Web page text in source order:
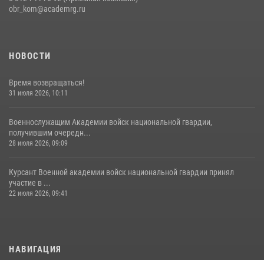
obr_kom@academrg.ru
НОВОСТИ
Время возвращаться!
31 июля 2026, 10:11
Военнослужащим Академии войск национальной гвардии,
получившим очередн...
28 июля 2026, 09:09
Курсант Военной академии войск национальной гвардии принял
участие в ...
22 июля 2026, 09:41
НАВИГАЦИЯ